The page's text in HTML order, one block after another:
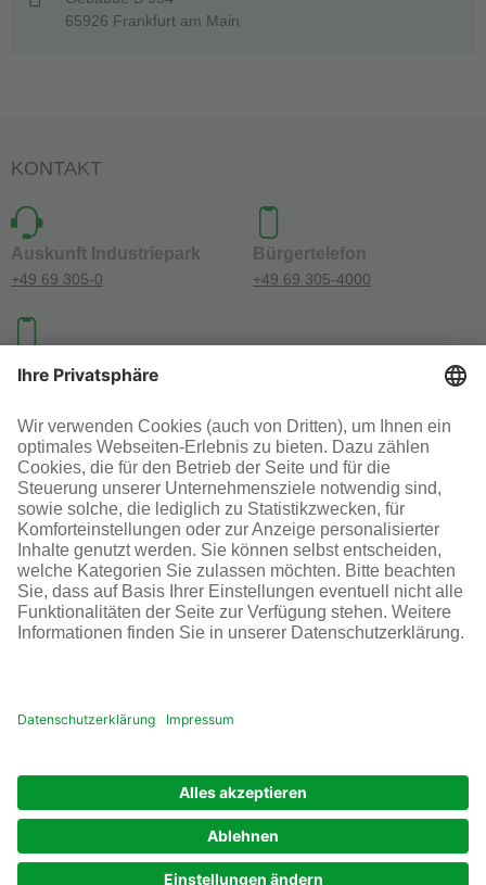
65926 Frankfurt am Main
KONTAKT
Auskunft Industriepark
+49 69 305-0
Bürgertelefon
+49 69 305-4000
Investoren-Kontakt
+49 69 305-46300
SOCIAL MEDIA
AGB Impressum Datenschutz Cookie-Einstellungen